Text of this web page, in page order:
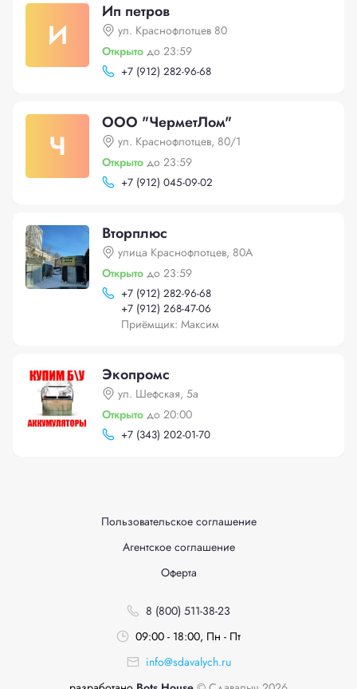
И
Ип петров
ул. Краснофлотцев 80
Открыто до 23:59
+7 (912) 282-96-68
Ч
ООО "ЧерметЛом"
ул. Краснофлотцев, 80/1
Открыто до 23:59
+7 (912) 045-09-02
Вторплюс
улица Краснофлотцев, 80А
Открыто до 23:59
+7 (912) 282-96-68
+7 (912) 268-47-06
Приёмщик: Максим
Экопромс
ул. Шефская, 5а
Открыто до 20:00
+7 (343) 202-01-70
Пользовательское соглашение
Агентское соглашение
Оферта
8 (800) 511-38-23
09:00 - 18:00, Пн - Пт
info@sdavalych.ru